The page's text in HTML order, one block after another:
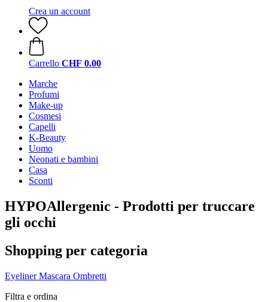
Crea un account
Carrello CHF 0.00
Marche
Profumi
Make-up
Cosmesi
Capelli
K-Beauty
Uomo
Neonati e bambini
Casa
Sconti
HYPOAllergenic - Prodotti per truccare
gli occhi
Shopping per categoria
Eyeliner Mascara Ombretti
Filtra e ordina